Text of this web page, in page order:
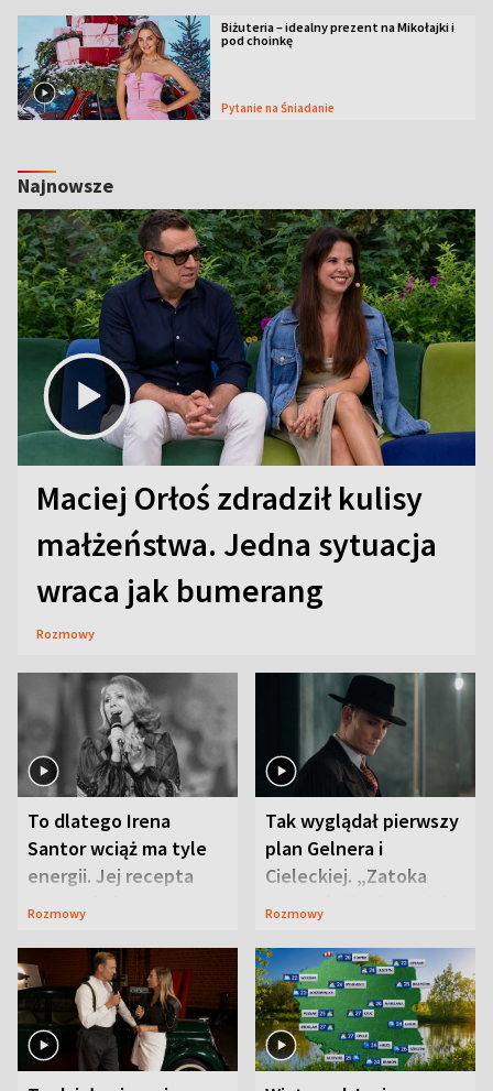
Biżuteria – idealny prezent na Mikołajki i
pod choinkę
Pytanie na Śniadanie
Najnowsze
Maciej Orłoś zdradził kulisy
małżeństwa. Jedna sytuacja
wraca jak bumerang
Rozmowy
To dlatego Irena
Santor wciąż ma tyle
energii. Jej recepta
jest zaskakująco
Rozmowy
Tak wyglądał pierwszy
plan Gelnera i
Cieleckiej. „Zatoka
szpiegów” od razu ich
Rozmowy